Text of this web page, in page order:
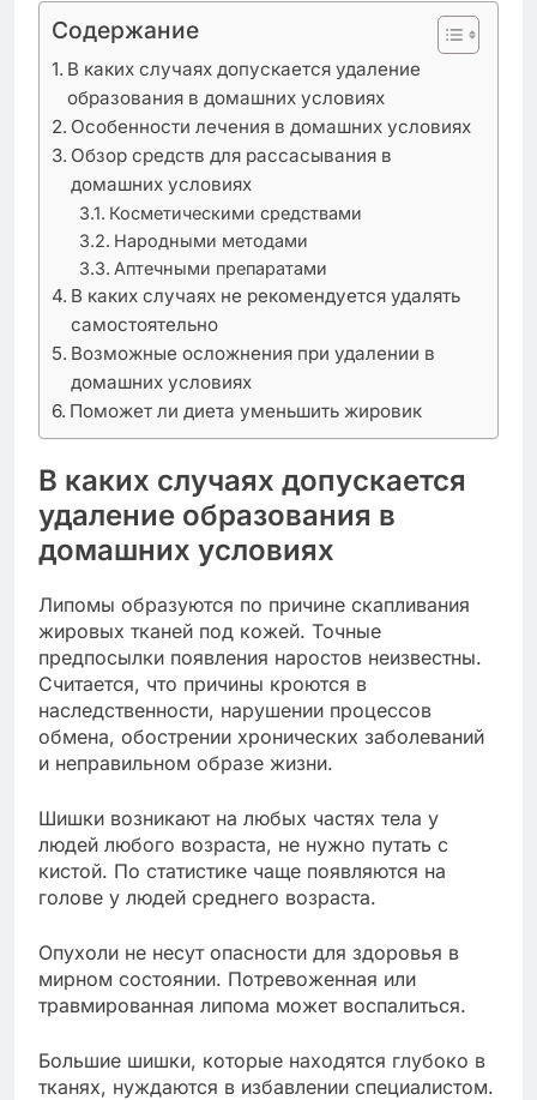
Содержание
В каких случаях допускается удаление
образования в домашних условиях
Особенности лечения в домашних условиях
Обзор средств для рассасывания в
домашних условиях
Косметическими средствами
Народными методами
Аптечными препаратами
В каких случаях не рекомендуется удалять
самостоятельно
Возможные осложнения при удалении в
домашних условиях
Поможет ли диета уменьшить жировик
В каких случаях допускается
удаление образования в
домашних условиях
Липомы образуются по причине скапливания
жировых тканей под кожей. Точные
предпосылки появления наростов неизвестны.
Считается, что причины кроются в
наследственности, нарушении процессов
обмена, обострении хронических заболеваний
и неправильном образе жизни.
Шишки возникают на любых частях тела у
людей любого возраста, не нужно путать с
кистой. По статистике чаще появляются на
голове у людей среднего возраста.
Опухоли не несут опасности для здоровья в
мирном состоянии. Потревоженная или
травмированная липома может воспалиться.
Большие шишки, которые находятся глубоко в
тканях, нуждаются в избавлении специалистом.